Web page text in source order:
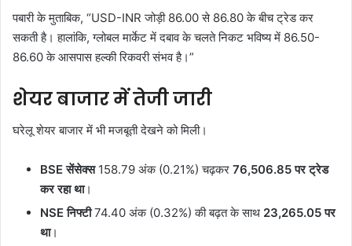
पबारी के मुताबिक, “USD-INR जोड़ी 86.00 से 86.80 के बीच ट्रेड कर
सकती है। हालांकि, ग्लोबल मार्केट में दबाव के चलते निकट भविष्य में 86.50-
86.60 के आसपास हल्की रिकवरी संभव है।”
शेयर बाजार में तेजी जारी
घरेलू शेयर बाजार में भी मजबूती देखने को मिली।
BSE सेंसेक्स158.79 अंक (0.21%) चढ़कर 76,506.85 पर ट्रेड
कर रहा था।
NSE निफ्टी74.40 अंक (0.32%) की बढ़त के साथ 23,265.05 पर
था।